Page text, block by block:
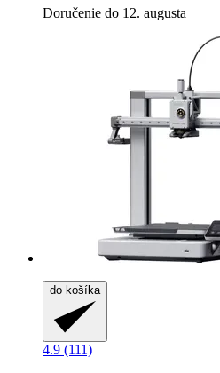
Doručenie do 12. augusta
do košíka
4.9 (111)